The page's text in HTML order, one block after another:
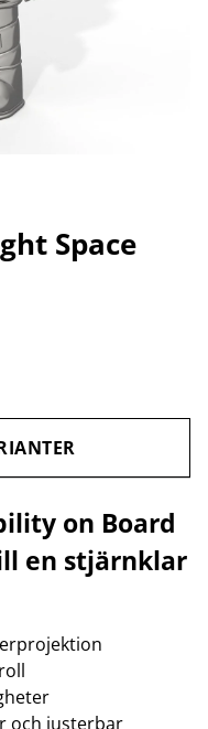
Space
on Board
en stjärnklar
och justerbar